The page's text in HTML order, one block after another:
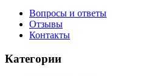
Вопросы и ответы
Отзывы
Контакты
Категории